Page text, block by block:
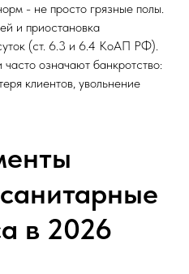
- не просто грязные полы.
и приостановка
(ст. 6.3 и 6.4 КоАП РФ).
означают банкротство:
клиентов, увольнение
в 2026